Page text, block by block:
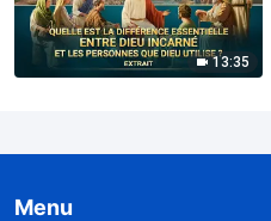
13:35
Menu